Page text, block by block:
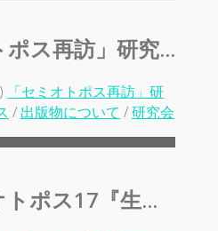
ポス再訪」研究...
「セミオトポス再訪」研
/ 出版物について /研究会
ポス17『生...